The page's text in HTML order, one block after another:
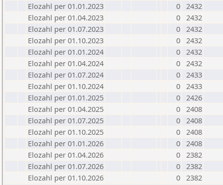
Elozahl per 01.01.2023
0 2432
Elozahl per 01.04.2023
0 2432
Elozahl per 01.07.2023
0 2432
Elozahl per 01.10.2023
0 2432
Elozahl per 01.01.2024
0 2432
Elozahl per 01.04.2024
0 2432
Elozahl per 01.07.2024
0 2433
Elozahl per 01.10.2024
0 2433
Elozahl per 01.01.2025
0 2426
Elozahl per 01.04.2025
0 2408
Elozahl per 01.07.2025
0 2408
Elozahl per 01.10.2025
0 2408
Elozahl per 01.01.2026
0 2408
Elozahl per 01.04.2026
0 2382
Elozahl per 01.07.2026
0 2382
Elozahl per 01.10.2026
0 2382